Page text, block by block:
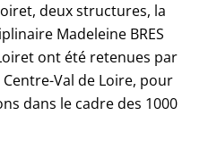
deux structures, la
Madeleine BRES
ont été retenues par
Centre-Val de Loire, pour
dans le cadre des 1000